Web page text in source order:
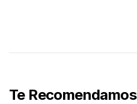
Te Recomendamos